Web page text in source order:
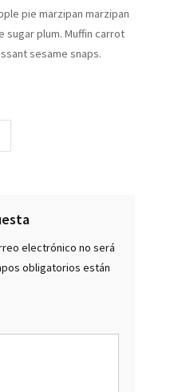
pie marzipan marzipan
sugar plum. Muffin carrot
sesame snaps.
electrónico no será
obligatorios están